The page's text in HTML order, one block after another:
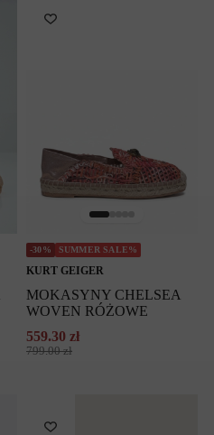
-30% SUMMER SALE%
KURT GEIGER
MOKASYNY CHELSEA
WOVEN RÓŻOWE
799.00zł
Pierwotna
559.30zł
Aktualna